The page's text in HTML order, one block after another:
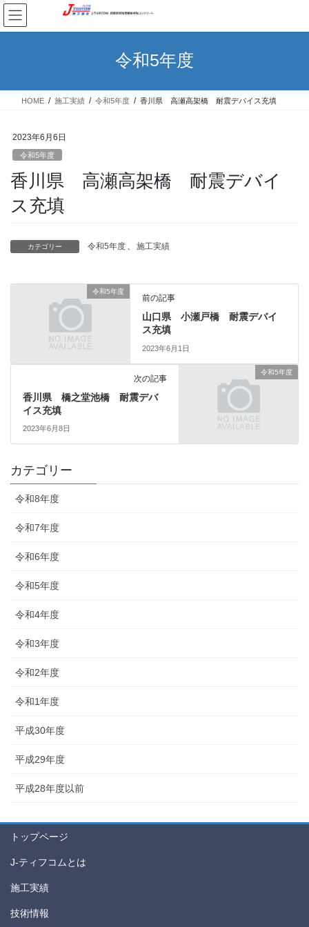
コ
ン
テ
ス
ナ
ビ
ゲ
ン
令和5年度
HOME 施工実績 令和5年度 香川県 高瀬高架橋 耐震デバイス充填
2023年6月6日
令和5年度
香川県 高瀬高架橋 耐震デバイ
ス充填
カテゴリー 令和5年度 、 施工実績
令和5年度
前の記事
山口県 小瀬戸橋 耐震デバイ
ス充填
2023年6月1日
令和5年度
次の記事
香川県 橋之堂池橋 耐震デバ
イス充填
2023年6月8日
カテゴリー
令和8年度
令和7年度
令和6年度
令和5年度
令和4年度
令和3年度
令和2年度
令和1年度
平成30年度
平成29年度
平成28年度以前
トップページ
J-ティフコムとは
施工実績
技術情報